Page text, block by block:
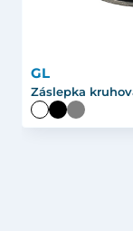
GL
Záslepka